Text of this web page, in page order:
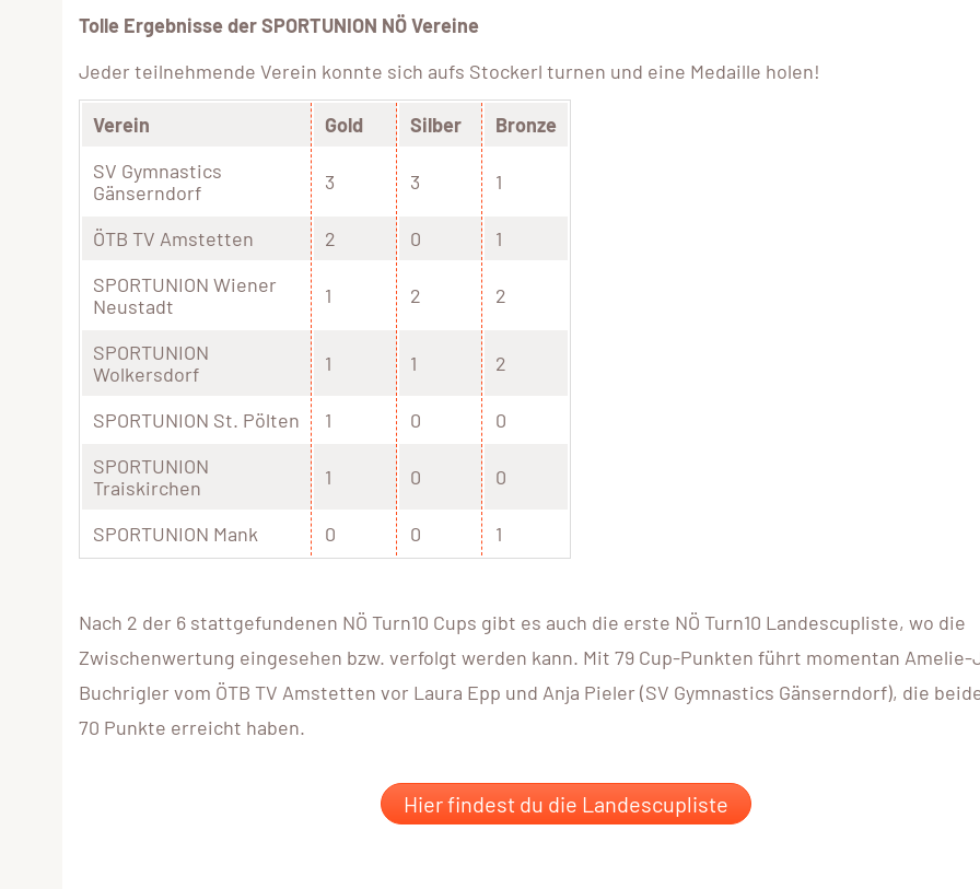
Tolle Ergebnisse der SPORTUNION NÖ Vereine
Jeder teilnehmende Verein konnte sich aufs Stockerl turnen und eine Medaille holen!
Verein Gold Silber
Bronze
SV Gymnastics
Gänserndorf
3 3 1
ÖTB TV Amstetten 2 0
1
SPORTUNION Wiener
Neustadt
1 2 2
SPORTUNION
Wolkersdorf
1 1 2
SPORTUNION St. Pölten 1 0
0
SPORTUNION
Traiskirchen
1 0 0
SPORTUNION Mank 0 0 1
Nach 2 der 6 stattgefundenen NÖ Turn10 Cups gibt es auch die erste NÖ Turn10 Landescupliste, wo die
Zwischenwertung eingesehen bzw. verfolgt werden kann. Mit 79 Cup-Punkten führt momentan Amelie-
Buchrigler vom ÖTB TV Amstetten vor Laura Epp und Anja Pieler (SV Gymnastics Gänserndorf), die
70 Punkte erreicht haben.
Hier findest du die Landescupliste